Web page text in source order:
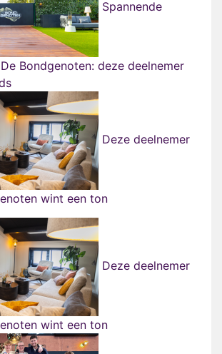
Spannende
Bondgenoten: deze deelnemer
Deze deelnemer
wint een ton
Deze deelnemer
wint een ton